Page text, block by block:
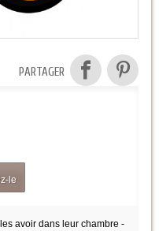
PARTAGER
le
avoir dans leur chambre -